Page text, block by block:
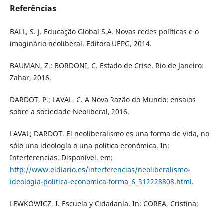
Referências
BALL, S. J. Educação Global S.A. Novas redes políticas e o
imaginário neoliberal. Editora UEPG, 2014.
BAUMAN, Z.; BORDONI, C. Estado de Crise. Rio de Janeiro:
Zahar, 2016.
DARDOT, P.; LAVAL, C. A Nova Razão do Mundo: ensaios
sobre a sociedade Neoliberal, 2016.
LAVAL; DARDOT. El neoliberalismo es una forma de vida, no
sólo una ideología o una política económica. In:
Interferencias. Disponível. em:
http://www.eldiario.es/interferencias/neoliberalismo-
ideologia-politica-economica-forma_6_312228808.html.
LEWKOWICZ, I. Escuela y Cidadanía. In: COREA, Cristina;